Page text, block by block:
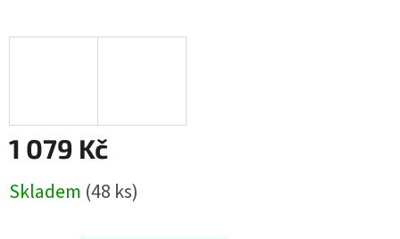
1 079 Kč
cena:
Skladem (48 ks)